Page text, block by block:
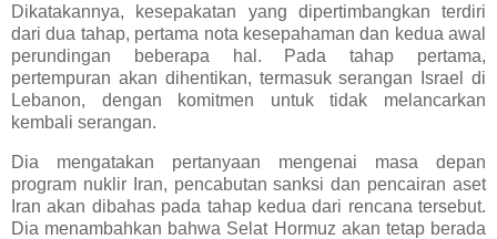
Dikatakannya, kesepakatan yang dipertimbangkan terdiri
dari dua tahap, pertama nota kesepahaman dan kedua awal
perundingan beberapa hal. Pada tahap pertama,
pertempuran akan dihentikan, termasuk serangan Israel di
Lebanon, dengan komitmen untuk tidak melancarkan
kembali serangan.
Dia mengatakan pertanyaan mengenai masa depan
program nuklir Iran, pencabutan sanksi dan pencairan aset
Iran akan dibahas pada tahap kedua dari rencana tersebut.
Dia menambahkan bahwa Selat Hormuz akan tetap berada